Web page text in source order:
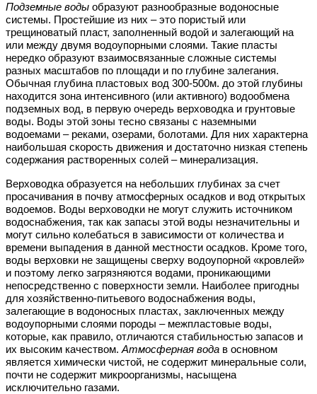
Подземные воды образуют разнообразные водоносные
системы. Простейшие из них – это пористый или
трещиноватый пласт, заполненный водой и залегающий на
или между двумя водоупорными слоями. Такие пласты
нередко образуют взаимосвязанные сложные системы
разных масштабов по площади и по глубине залегания.
Обычная глубина пластовых вод 300-500м. до этой глубины
находится зона интенсивного (или активного) водообмена
подземных вод, в первую очередь верховодка и грунтовые
воды. Воды этой зоны тесно связаны с наземными
водоемами – реками, озерами, болотами. Для них характерна
наибольшая скорость движения и достаточно низкая степень
содержания растворенных солей – минерализация.
Верховодка образуется на небольших глубинах за счет
просачивания в почву атмосферных осадков и вод открытых
водоемов. Воды верховодки не могут служить источником
водоснабжения, так как запасы этой воды незначительны и
могут сильно колебаться в зависимости от количества и
времени выпадения в данной местности осадков. Кроме того,
воды верховки не защищены сверху водоупорной «кровлей»
и поэтому легко загрязняются водами, проникающими
непосредственно с поверхности земли. Наиболее пригодны
для хозяйственно-питьевого водоснабжения воды,
залегающие в водоносных пластах, заключенных между
водоупорными слоями породы – межпластовые воды,
которые, как правило, отличаются стабильностью запасов и
их высоким качеством. Атмосферная вода в основном
является химически чистой, не содержит минеральные соли,
почти не содержит микроорганизмы, насыщена
исключительно газами.